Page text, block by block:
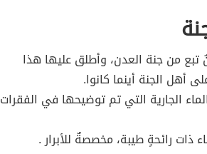
من جنة العدن، وأطلق عليها هذا
أهل الجنة أينما كانوا.
الجارية التي تم توضيحها في الفقرات
ذات رائحةٍ طيبة، مخصصةٌ للأبرار .